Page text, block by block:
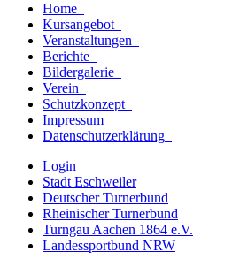
Home
Kursangebot
Veranstaltungen
Berichte
Bildergalerie
Verein
Schutzkonzept
Impressum
Datenschutzerklärung
Login
Stadt Eschweiler
Deutscher Turnerbund
Rheinischer Turnerbund
Turngau Aachen 1864 e.V.
Landessportbund NRW